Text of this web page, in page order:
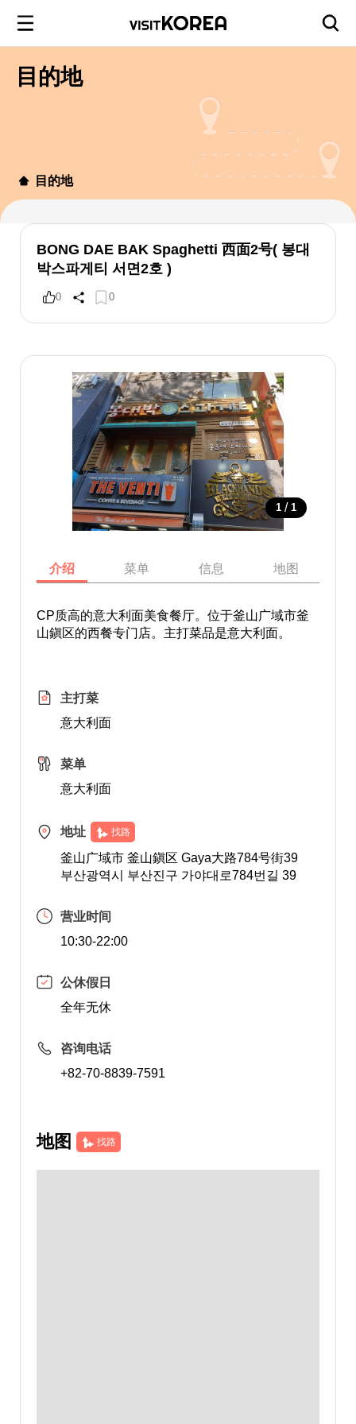
目的地
目的地
BONG DAE BAK Spaghetti 西面2号( 봉대
박스파게티 서면2호 )
0 0
1 / 1
介绍 菜单 信息 地图
CP质高的意大利面美食餐厅。位于釜山广域市釜
山鎭区的西餐专门店。主打菜品是意大利面。
主打菜
意大利面
菜单
意大利面
地址 找路
釜山广域市 釜山鎭区 Gaya大路784号街39
부산광역시 부산진구 가야대로784번길 39
营业时间
10:30-22:00
公休假日
全年无休
咨询电话
+82-70-8839-7591
地图 找路